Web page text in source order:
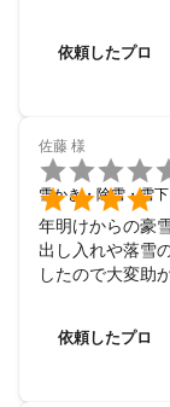
ざいました。
また何かありま
依頼したプロ
佐藤 様
雪かき・除雪・雪
年明けからの豪
出し入れや落雪
したので大変助
依頼したプロ